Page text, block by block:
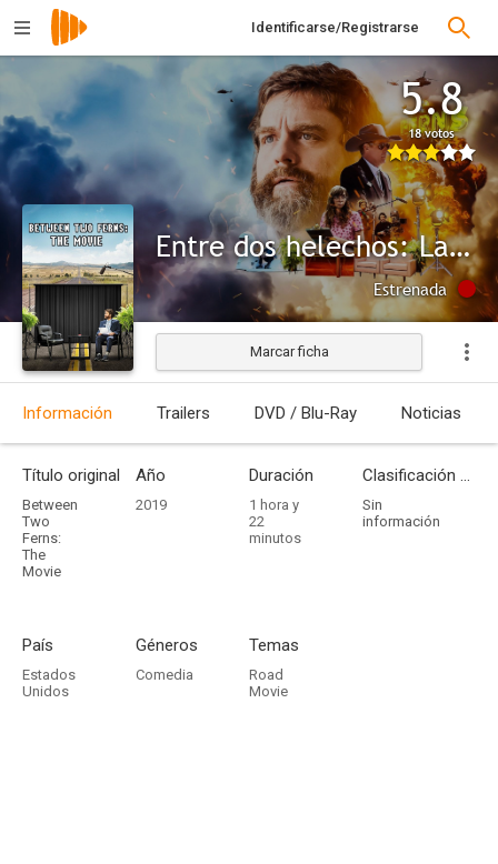
Identificarse/Registrarse
5.8
18 votos
Entre dos helechos: La película
Estrenada
Marcar ficha
Información Trailers DVD / Blu-Ray Noticias
Título original
Between
Two
Ferns:
The
Movie
Año
2019
Duración
1 hora y
22
minutos
Clasificación por edades
Sin
información
País
Estados
Unidos
Géneros
Comedia
Temas
Road
Movie